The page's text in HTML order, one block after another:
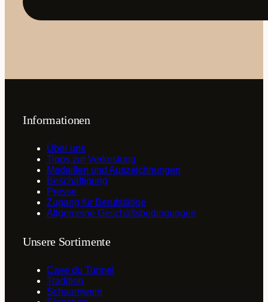
Informationen
Über uns
Tipps zur Verkostung
Medaillen und Auszeichnungen
Beschäftigung
Presse
Zugang für Berufstätige
Allgemeine Geschäftsbedingungen
Unsere Sortimente
Cave du Tunnel
Tradition
Schaumwein